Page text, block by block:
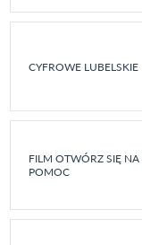
CYFROWE LUBELSKIE
FILM OTWÓRZ SIĘ NA
POMOC